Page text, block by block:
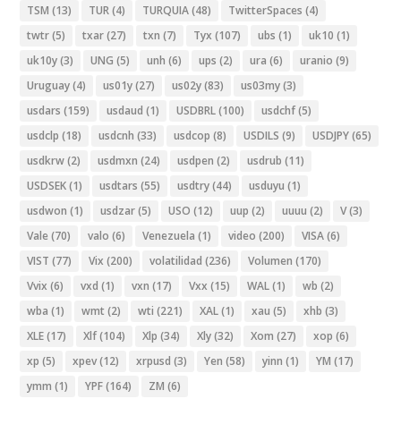
TSM (13) TUR(4) TURQUIA(48) TwitterSpaces (4)
twtr(5) txar(27) txn (7) Tyx (107) ubs (1) uk10 (1)
uk10y(3) UNG (5) unh (6) ups (2) ura (6) uranio (9)
Uruguay(4) us01y(27) us02y(83) us03my(3)
usdars (159) usdaud (1) USDBRL(100) usdchf(5)
usdclp (18) usdcnh (33) usdcop (8) USDILS (9) USDJPY(65)
usdkrw(2) usdmxn (24) usdpen (2) usdrub (11)
USDSEK(1) usdtars (55) usdtry(44) usduyu (1)
usdwon (1) usdzar(5) USO (12) uup (2) uuuu (2) V(3)
Vale (70) valo (6) Venezuela (1) video (200) VISA(6)
VIST (77) Vix (200) volatilidad (236) Volumen (170)
Vvix (6) vxd (1) vxn (17) Vxx (15) WAL(1) wb (2)
wba (1) wmt (2) wti (221) XAL(1) xau (5) xhb (3)
XLE(17) Xlf(104) Xlp (34) Xly(32) Xom (27) xop (6)
xp (5) xpev(12) xrpusd (3) Yen (58) yinn (1) YM (17)
ymm (1) YPF(164) ZM (6)